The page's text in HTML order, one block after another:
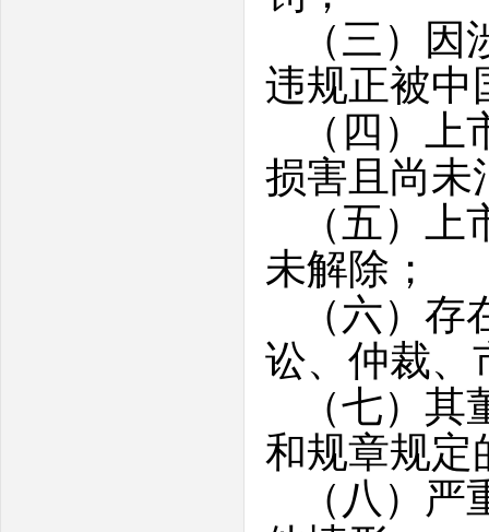
（三）
违规正被中
（四）
损害且尚未
（五）
未解除；
（六）
讼、仲裁、
（七）
和规章规定
（八）